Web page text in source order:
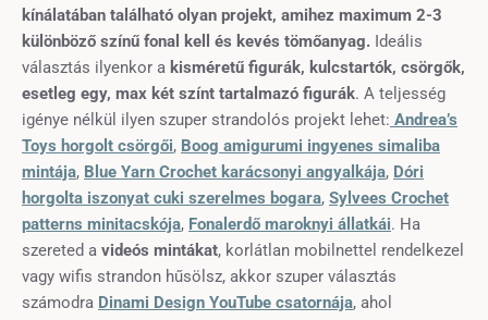
kínálatában található olyan projekt, amihez maximum 2-3
különböző színű fonal kell és kevés tömőanyag. Ideális
választás ilyenkor a kisméretű figurák, kulcstartók, csörgők,
esetleg egy, max két színt tartalmazó figurák. A teljesség
igénye nélkül ilyen szuper strandolós projekt lehet: Andrea’s
Toys horgolt csörgői, Boog amigurumi ingyenes simaliba
mintája, Blue Yarn Crochet karácsonyi angyalkája, Dóri
horgolta iszonyat cuki szerelmes bogara, Sylvees Crochet
patterns minitacskója, Fonalerdő maroknyi állatkái. Ha
szereted a videós mintákat, korlátlan mobilnettel rendelkezel
vagy wifis strandon hűsölsz, akkor szuper választás
számodra Dinami Design YouTube csatornája, ahol